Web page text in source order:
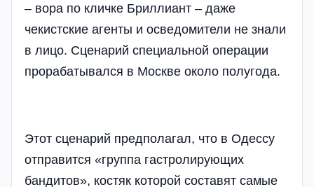
– вора по кличке Бриллиант – даже
чекистские агенты и осведомители не знали
в лицо. Сценарий специальной операции
прорабатывался в Москве около полугода.
Этот сценарий предполагал, что в Одессу
отправится «группа гастролирующих
бандитов», костяк которой составят самые